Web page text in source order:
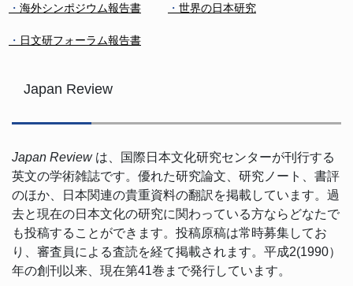
海外シンポジウム報告書 世界の日本研究
日文研フォーラム報告書
Japan Review
Japan Reviewは、国際日本文化研究センターが刊行する
英文の学術雑誌です。優れた研究論文、研究ノート、書評
のほか、日本関連の貴重資料の翻訳を掲載しています。過
去と現在の日本文化の研究に関わっている方ならどなたで
も投稿することができます。投稿原稿は常時募集してお
り、審査員による査読を経て掲載されます。平成2(1990）
年の創刊以来、現在第41巻まで発行しています。